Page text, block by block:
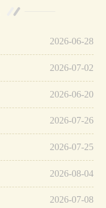
2026-06-28
2026-07-02
2026-06-20
2026-07-26
2026-07-25
2026-08-04
2026-07-08